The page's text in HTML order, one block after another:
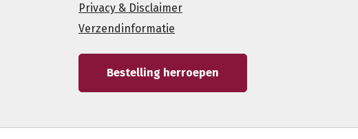
Privacy & Disclaimer
Verzendinformatie
Bestelling herroepen